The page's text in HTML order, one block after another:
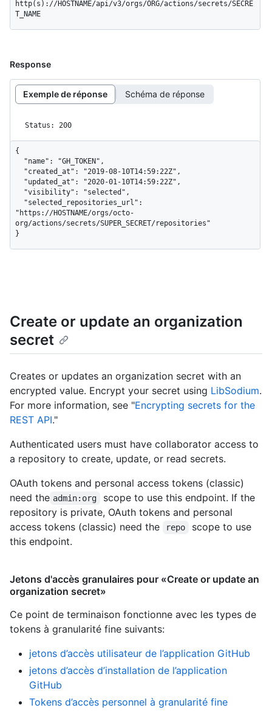
http(s)://HOSTNAME/api/v3/orgs/ORG/actions/secrets/SECRE
T_NAME
Response
Exemple de réponse Schéma de réponse
Status: 200
{
"https://HOSTNAME/orgs/octo-
org/actions/secrets/SUPER_SECRET/repositories"
}
Create or update an organization
secret
Creates or updates an organization secret with an
encrypted value. Encrypt your secret using LibSodium.
For more information, see "Encrypting secrets for the
REST API."
Authenticated users must have collaborator access to
a repository to create, update, or read secrets.
OAuth tokens and personal access tokens (classic)
need the admin:org
scope to use this endpoint. If the
repository is private, OAuth tokens and personal
access tokens (classic) need the
repo
scope to use
this endpoint.
Jetons d'accès granulaires pour «Create or update an
organization secret»
Ce point de terminaison fonctionne avec les types de
tokens à granularité fine suivants:
jetons d’accès utilisateur de l’application GitHub
jetons d’accès d’installation de l’application
GitHub
Tokens d’accès personnel à granularité fine